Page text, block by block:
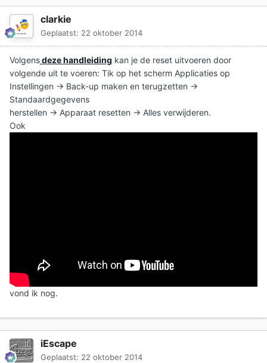
clarkie
Geplaatst: 22 oktober 2014
Volgensdeze handleiding kan je de reset uitvoeren door
volgende uit te voeren: Tik op het scherm Applicaties op
Instellingen → Back-up maken en terugzetten →
Standaardgegevens
herstellen → Apparaat resetten → Alles verwijderen.
Ook
vond ik nog.
iEscape
Geplaatst: 22 oktober 2014